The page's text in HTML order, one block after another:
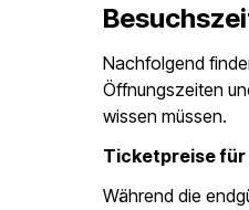
Nachfolgend
Öffnungszeiten
wissen müssen.
Ticketpreise für
Während die